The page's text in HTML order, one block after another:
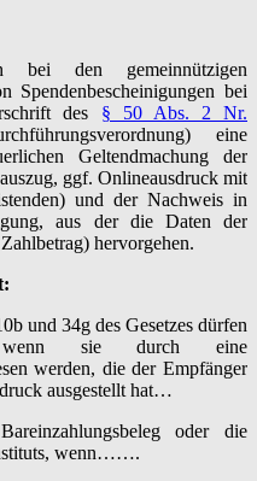
bei den gemeinnützigen
Spendenbescheinigungen bei
des § 50 Abs. 2 Nr.
eine
Geltendmachung der
ggf. Onlineausdruck mit
und der Nachweis in
aus der die Daten der
hervorgehen.
und 34g des Gesetzes dürfen
wenn sie durch eine
werden, die der Empfänger
ausgestellt hat…
oder die
wenn…….